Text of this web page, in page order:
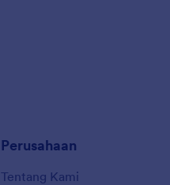
Perusahaan
Tentang Kami